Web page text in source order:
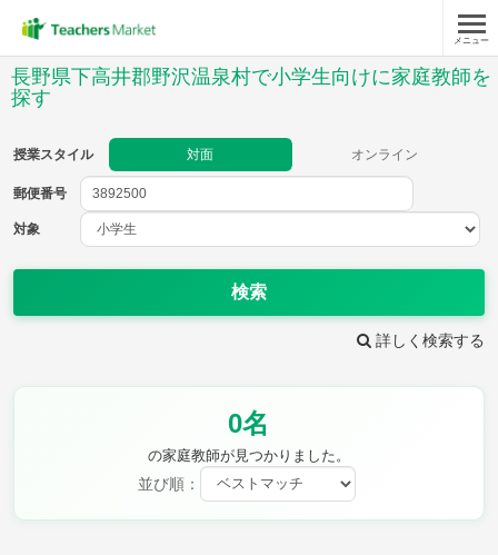
メニュー
長野県下高井郡野沢温泉村で小学生向けに家庭教師を
探す
授業スタイル 対面 オンライン
郵便番号
対象
検索
詳しく検索する
0名
の家庭教師が見つかりました。
並び順：
郵便番号
理科
保健・体育 図画工作 書写
時給：¥1,000 ～ ¥10,000